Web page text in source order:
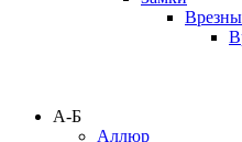
А-Б
Аллюр